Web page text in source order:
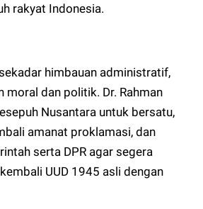
rakyat Indonesia.
himbauan administratif,
moral dan politik. Dr. Rahman
Nusantara untuk bersatu,
amanat proklamasi, dan
serta DPR agar segera
UUD 1945 asli dengan